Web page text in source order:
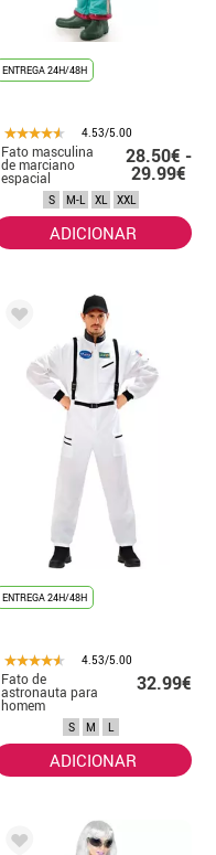
ENTREGA 24H/48H
4.53/5.00
Fato masculina
de marciano
espacial
28.50€ -
29.99€
S M-L XL XXL
ADICIONAR
ENTREGA 24H/48H
4.53/5.00
Fato de
astronauta para
homem
32.99€
S M L
ADICIONAR